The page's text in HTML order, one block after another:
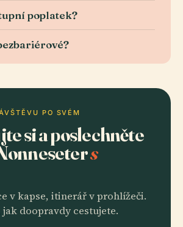
poplatek?
PO SVÉM
si a poslechněte
s
v kapse, itinerář v prohlížeči.
jak doopravdy cestujete.